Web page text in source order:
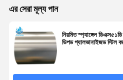
এর সেরা মূল্য পান
নিয়মিত স্প্যাঙ্গেল
ডিপড গ্যালভানাইজড স্টিল